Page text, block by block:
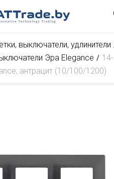
выключатели, удлинители
Эра Elegance
антрацит (10/100/1200)